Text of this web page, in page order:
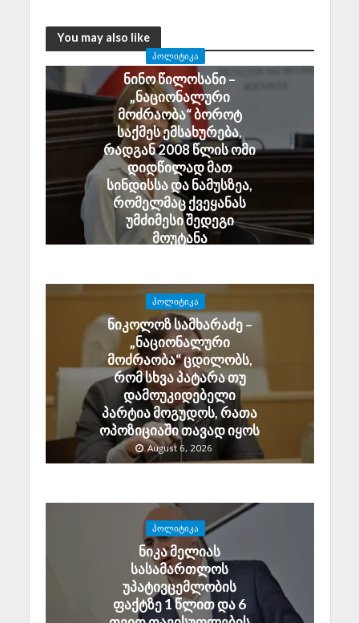
You may also like
ᲞᲝᲚᲘᲢᲘᲙᲐ
ნინო წილოსანი –
„ნაციონალური
მოძრაობა“ ბოროტ
საქმეს ემსახურება,
რადგან 2008 წლის ომი
დიდწილად მათ
სინდისსა და ნამუსზეა,
რომელმაც ქვეყანას
უმძიმესი შედეგი
მოუტანა
ᲞᲝᲚᲘᲢᲘᲙᲐ
ნიკოლოზ სამხარაძე –
„ნაციონალური
მოძრაობა“ ცდილობს,
რომ სხვა პატარა თუ
დამოუკიდებელი
პარტია მოგუდოს, რათა
ოპოზიციაში თავად იყოს
August 6, 2026
ᲞᲝᲚᲘᲢᲘᲙᲐ
ნიკა მელიას
სასამართლოს
უპატივცემლობის
ფაქტზე 1 წლით და 6